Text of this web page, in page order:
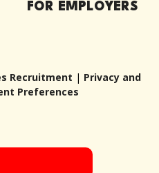
FOR EMPLOYERS
Recruitment | Privacy and
Preferences